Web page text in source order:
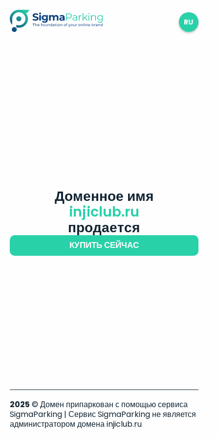
RU
Доменное имя
injiclub.ru
продается
КУПИТЬ СЕЙЧАС
2025 © Домен припаркован с помощью сервиса
SigmaParking | Сервис SigmaParking не является
администратором домена injiclub.ru